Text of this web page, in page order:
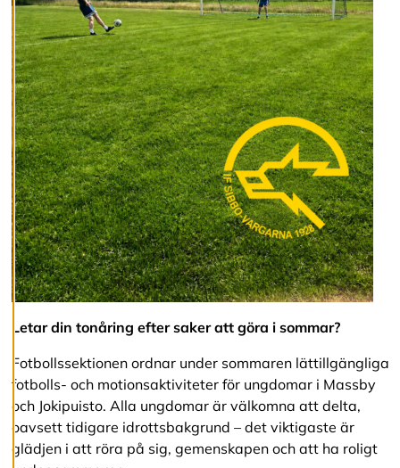
v
v
i
s
a
a
l
l
a
A
c
c
e
p
t
e
r
a
l
l
a
c
o
o
k
Letar din tonåring efter saker att göra i sommar?
Fotbollssektionen ordnar under sommaren lättillgängliga
fotbolls- och motionsaktiviteter för ungdomar i Massby
och Jokipuisto. Alla ungdomar är välkomna att delta,
oavsett tidigare idrottsbakgrund – det viktigaste är
glädjen i att röra på sig, gemenskapen och att ha roligt